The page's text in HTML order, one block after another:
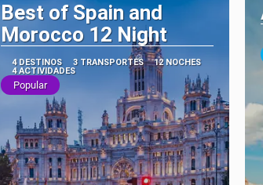
Best of Spain and
Morocco 12 Night
4 DESTINOS 3 TRANSPORTES
12 NOCHES
4 ACTIVIDADES
Popular